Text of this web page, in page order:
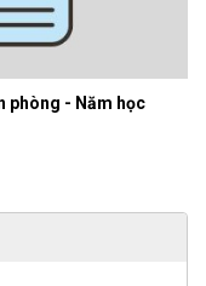
phòng - Năm học